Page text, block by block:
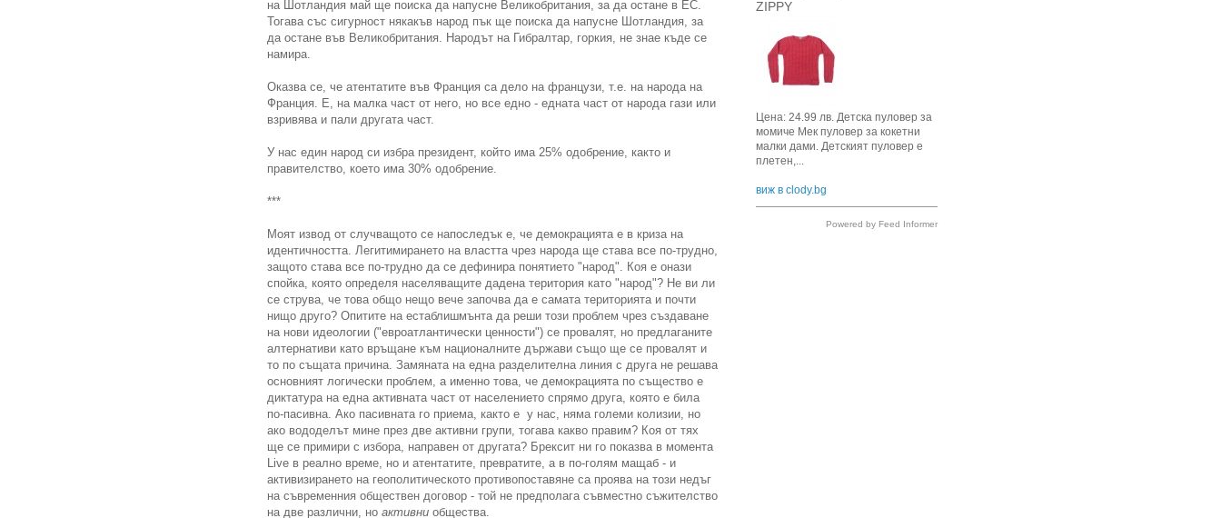
на Шотландия май ще поиска да напусне Великобритания, за да остане в ЕС.
Тогава със сигурност някакъв народ пък ще поиска да напусне Шотландия, за
да остане във Великобритания. Народът на Гибралтар, горкия, не знае къде се
намира.
Оказва се, че атентатите във Франция са дело на французи, т.е. на народа на
Франция. Е, на малка част от него, но все едно - едната част от народа гази или
взривява и пали другата част.
У нас един народ си избра президент, който има 25% одобрение, както и
правителство, което има 30% одобрение.
***
Моят извод от случващото се напоследък е, че демокрацията е в криза на
идентичността. Легитимирането на властта чрез народа ще става все по-трудно,
защото става все по-трудно да се дефинира понятието "народ". Коя е онази
спойка, която определя населяващите дадена територия като "народ"? Не ви ли
се струва, че това общо нещо вече започва да е самата територията и почти
нищо друго? Опитите на естаблишмънта да реши този проблем чрез създаване
на нови идеологии ("евроатлантически ценности") се провалят, но предлаганите
алтернативи като връщане към националните държави също ще се провалят и
то по същата причина. Замяната на една разделителна линия с друга не решава
основният логически проблем, а именно това, че демокрацията по същество е
диктатура на една активната част от населението спрямо друга, която е била
по-пасивна. Ако пасивната го приема, както е у нас, няма големи колизии, но
ако вододелът мине през две активни групи, тогава какво правим? Коя от тях
ще се примири с избора, направен от другата? Брексит ни го показва в момента
Live в реално време, но и атентатите, превратите, а в по-голям мащаб - и
активизирането на геополитическото противопоставяне са проява на този недъг
на съвременния обществен договор - той не предполага съвместно съжителство
на две различни, но активни общества.
ZIPPY
Цена: 24.99 лв. Детска пуловер за
момиче Мек пуловер за кокетни
малки дами. Детският пуловер е
плетен,...
виж в clody.bg
Powered by Feed Informer